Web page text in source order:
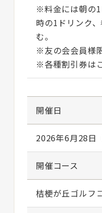
※料金には朝の
時の1ドリンク
む。
※友の会会員様
※各種割引券は
開催日
2026年6月28日
開催コース
桔梗が丘ゴルフ